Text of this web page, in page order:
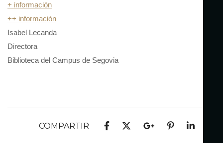
+ información
++ información
Isabel Lecanda
Directora
Biblioteca del Campus de Segovia
COMPARTIR